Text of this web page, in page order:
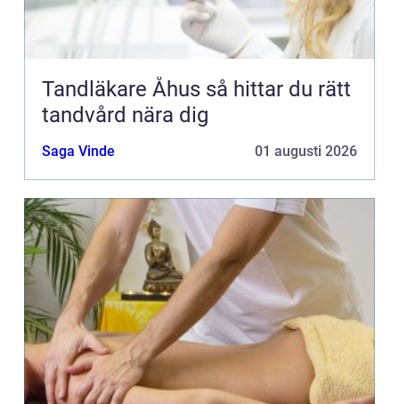
Tandläkare Åhus så hittar du rätt
tandvård nära dig
Saga Vinde 01 augusti 2026